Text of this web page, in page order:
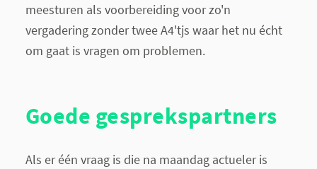
meesturen als voorbereiding voor zo'n
vergadering zonder twee A4'tjs waar het nu écht
om gaat is vragen om problemen.
Goede gesprekspartners
Als er één vraag is die na maandag actueler is